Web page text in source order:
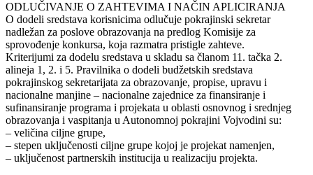
ODLUČIVANJE O ZAHTEVIMA I NAČIN APLICIRANJA
O dodeli sredstava korisnicima odlučuje pokrajinski sekretar
nadležan za poslove obrazovanja na predlog Komisije za
sprovođenje konkursa, koja razmatra pristigle zahteve.
Kriterijumi za dodelu sredstava u skladu sa članom 11. tačka 2.
alineja 1, 2. i 5. Pravilnika o dodeli budžetskih sredstava
pokrajinskog sekretarijata za obrazovanje, propise, upravu i
nacionalne manjine – nacionalne zajednice za finansiranje i
sufinansiranje programa i projekata u oblasti osnovnog i srednjeg
obrazovanja i vaspitanja u Autonomnoj pokrajini Vojvodini su:
– veličina ciljne grupe,
– stepen uključenosti ciljne grupe kojoj je projekat namenjen,
– uključenost partnerskih institucija u realizaciju projekta.